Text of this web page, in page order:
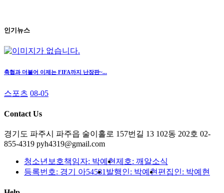
인기뉴스
축협과 더불어 이제는 FIFA까지 난장판~...
스포츠 08-05
Contact Us
경기도 파주시 파주읍 술이홀로 157번길 13 102동 202호 02-
855-4319 pyh4319@gmail.com
청소년보호책임자: 박예현제호: 깨알소식
등록번호: 경기 아54581 발행인: 박예현 편집인: 박예현